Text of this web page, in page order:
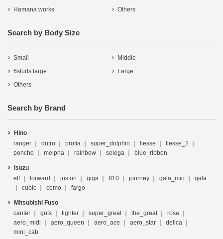
Hamana works
Others
Search by Body Size
Small
Middle
6studs large
Large
Others
Search by Brand
Hino
ranger
dutro profia super_dolphin liesse
liesse_2
poncho
melpha rainbow selega blue_ribbon
Isuzu
elf
forward juston giga 810 journey gala_mio
gala
cubic
como fargo
Mitsubishi Fuso
canter
guts fighter super_great the_great
rosa
aero_midi
aero_queen aero_ace aero_star
delica
mini_cab